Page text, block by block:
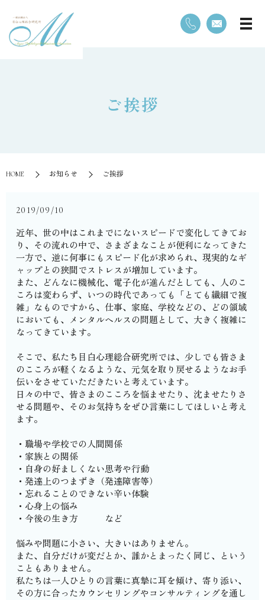
ご挨拶
HOME お知らせ ご挨拶
2019/09/10
近年、世の中はこれまでにないスピードで変化してきてお
り、その流れの中で、さまざまなことが便利になってきた
一方で、逆に何事にもスピード化が求められ、現実的なギ
ャップとの狭間でストレスが増加しています。
また、どんなに機械化、電子化が進んだとしても、人のこ
ころは変わらず、いつの時代であっても「とても繊細で複
雑」なものですから、仕事、家庭、学校などの、どの領域
においても、メンタルヘルスの問題として、大きく複雑に
なってきています。
そこで、私たち目白心理総合研究所では、少しでも皆さま
のこころが軽くなるような、元気を取り戻せるようなお手
伝いをさせていただきたいと考えています。
日々の中で、皆さまのこころを悩ませたり、沈ませたりさ
せる問題や、そのお気持ちをぜひ言葉にしてほしいと考え
ます。
・職場や学校での人間関係
・家族との関係
・自身の好ましくない思考や行動
・発達上のつまずき（発達障害等）
・忘れることのできない辛い体験
・心身上の悩み
・今後の生き方 など
悩みや問題に小さい、大きいはありません。
また、自分だけが変だとか、誰かとまったく同じ、という
こともありません。
私たちは一人ひとりの言葉に真摯に耳を傾け、寄り添い、
その方に合ったカウンセリングやコンサルティングを通し